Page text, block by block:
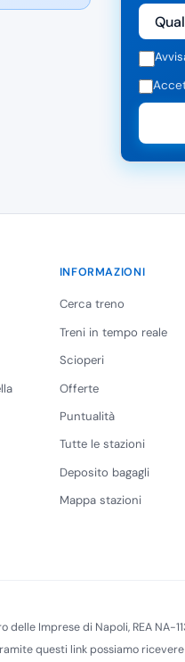
INFORMAZIONI
Cerca treno
Treni in tempo reale
Scioperi
Offerte
Puntualità
Tutte le stazioni
Deposito bagagli
Mappa stazioni
Imprese di Napoli, REA NA-
questi link possiamo